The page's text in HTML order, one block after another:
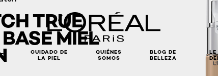
CUIDADO DE
LA PIEL
QUIÉNES
SOMOS
BLOG DE
BELLEZA
LE
TRUE
MIEL